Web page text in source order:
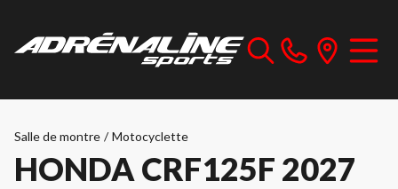
Salle de montre / Motocyclette
HONDA CRF125F 2027